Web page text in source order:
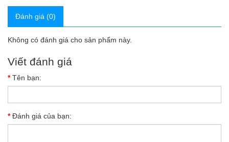
Đánh giá (0)
Không có đánh giá cho sản phẩm này.
Viết đánh giá
Tên bạn:
Đánh giá của bạn: